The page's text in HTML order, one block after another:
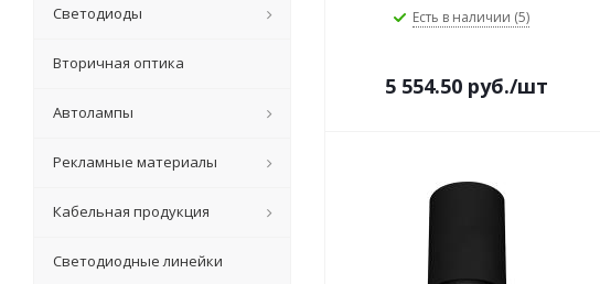
Есть в наличии (5)
5 554.50руб./шт
Светодиоды
Вторичная оптика
Автолампы
Рекламные материалы
Кабельная продукция
Светодиодные линейки